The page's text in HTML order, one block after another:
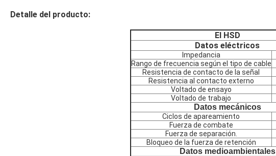
Detalle del producto:
El HSD
Datos eléctricos
Impedancia
Rango de frecuencia según el tipo de cable
Resistencia de contacto de la señal
Resistencia al contacto externo
Voltado de ensayo
Voltado de trabajo
Datos mecánicos
Ciclos de apareamiento
Fuerza de combate
Fuerza de separación.
Bloqueo de la fuerza de retención
Datos medioambientales